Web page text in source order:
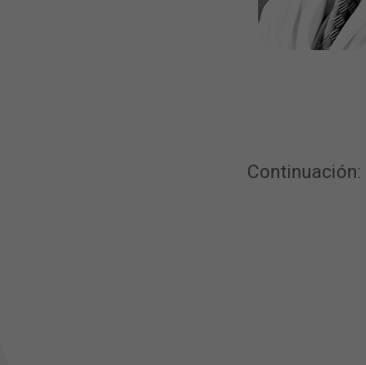
Continuación: